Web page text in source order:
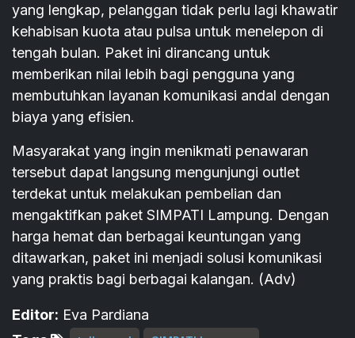
yang lengkap, pelanggan tidak perlu lagi khawatir
kehabisan kuota atau pulsa untuk menelepon di
tengah bulan. Paket ini dirancang untuk
memberikan nilai lebih bagi pengguna yang
membutuhkan layanan komunikasi andal dengan
biaya yang efisien.
Masyarakat yang ingin menikmati penawaran
tersebut dapat langsung mengunjungi outlet
terdekat untuk melakukan pembelian dan
mengaktifkan paket SIMPATI Lampung. Dengan
harga hemat dan berbagai keuntungan yang
ditawarkan, paket ini menjadi solusi komunikasi
yang praktis bagi berbagai kalangan. (Adv)
Editor: Eva Pardiana